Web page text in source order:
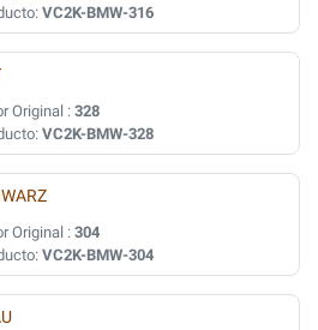
VC2K-BMW-316
Original :328
VC2K-BMW-328
Original :304
VC2K-BMW-304